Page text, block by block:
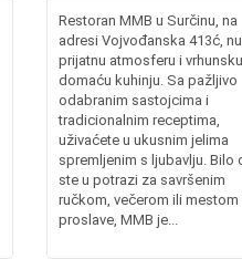
Restoran MMB u Surčinu, na
adresi Vojvođanska 413ć,
prijatnu atmosferu i vrhunsku
domaću kuhinju. Sa pažljivo
odabranim sastojcima i
tradicionalnim receptima,
uživaćete u ukusnim jelima
spremljenim s ljubavlju. Bilo
ste u potrazi za savršenim
ručkom, večerom ili mestom
proslave, MMB je...